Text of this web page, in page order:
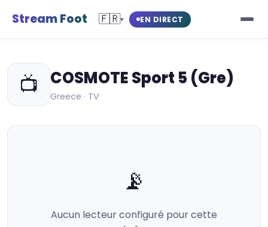
Stream Foot 🇫🇷▾ EN DIRECT
📺 COSMOTE Sport 5 (Gre)
Greece · TV
📡
Aucun lecteur configuré pour cette